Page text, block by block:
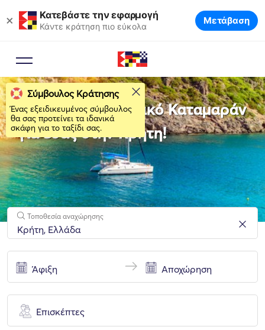
× Κατεβάστε την εφαρμογή
Κάντε κράτηση πιο εύκολα Μετάβαση
Νοικιάστε το ιδανικό Καταμαράν
για εσάς στην Κρήτη!
Τοποθεσία αναχώρησης
Επισκέπτες
Σύμβουλος Κράτησης
Ένας εξειδικευμένος σύμβουλος
θα σας προτείνει τα ιδανικά
σκάφη για το ταξίδι σας.